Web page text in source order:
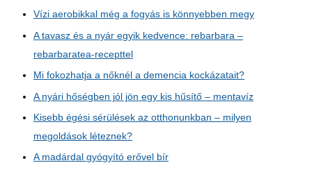
Vízi aerobikkal még a fogyás is könnyebben megy
A tavasz és a nyár egyik kedvence: rebarbara –
rebarbaratea-recepttel
Mi fokozhatja a nőknél a demencia kockázatait?
A nyári hőségben jól jön egy kis hűsítő – mentavíz
Kisebb égési sérülések az otthonunkban – milyen
megoldások léteznek?
A madárdal gyógyító erővel bír